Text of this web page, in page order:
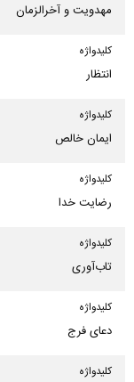
مهدویت و آخرالزمان
كلیدواژه
انتظار
كلیدواژه
ایمان خالص
كلیدواژه
رضایت خدا
كلیدواژه
تاب‌آوری
كلیدواژه
دعای فرج
كلیدواژه